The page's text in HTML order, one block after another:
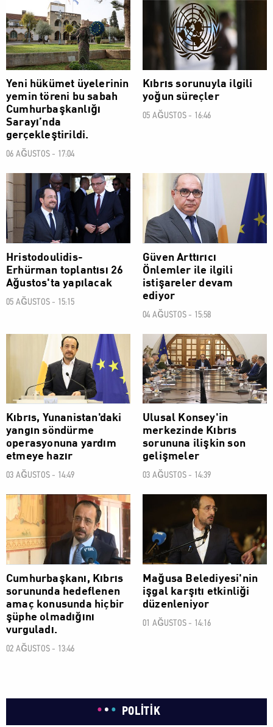
POLİTİK
Yeni hükümet üyelerinin
yemin töreni bu sabah
Cumhurbaşkanlığı
Sarayı’nda
gerçekleştirildi.
06 AĞUSTOS - 17:04
Kıbrıs sorunuyla ilgili
yoğun süreçler
05 AĞUSTOS - 16:46
POLİTİK
Hristodoulidis-
Erhürman toplantısı 26
Ağustos'ta yapılacak
05 AĞUSTOS - 15:15
POLİTİK
Güven Arttırıcı
Önlemler ile ilgili
istişareler devam
ediyor
04 AĞUSTOS - 15:58
POLİTİK
Kıbrıs, Yunanistan'daki
yangın söndürme
operasyonuna yardım
etmeye hazır
03 AĞUSTOS - 14:49
POLİTİK
Ulusal Konsey'in
merkezinde Kıbrıs
sorununa ilişkin son
gelişmeler
03 AĞUSTOS - 14:39
POLİTİK
Cumhurbaşkanı, Kıbrıs
sorununda hedeflenen
amaç konusunda hiçbir
şüphe olmadığını
vurguladı.
02 AĞUSTOS - 13:46
Mağusa Belediyesi'nin
işgal karşıtı etkinliği
düzenleniyor
01 AĞUSTOS - 14:16
POLİTİK